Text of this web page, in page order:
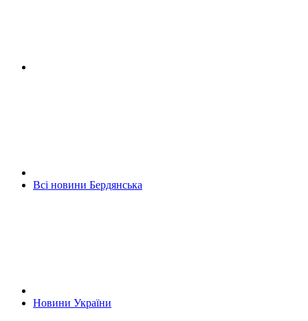
Всі новини Бердянська
Новини України